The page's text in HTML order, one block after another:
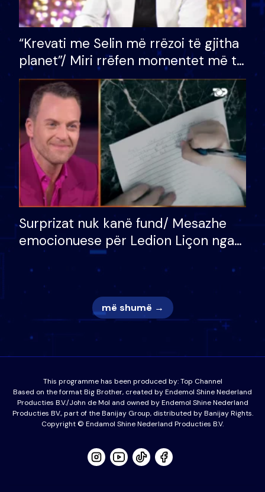
“Krevati me Selin më rrëzoi të gjitha
planet”/ Miri rrëfen momentet më të
bukura në shtëpinë e BB VIP: Do më
mungojë zilja e mëngjesit kur…
Surprizat nuk kanë fund/ Mesazhe
emocionuese për Ledion Liçon nga
nëna dhe fëmijët e tij, moderatori
nuk i mban dot lotët: Nuk meritoj…
më shumë →
This programme has been produced by:Top Channel
Based on the format Big Brother, created by Endemol Shine Nederland
Producties B.V./John de Mol and owned by Endemol Shine Nederland
Producties BV., part of the Banijay Group, distributed by Banijay Rights.
Copyright © Endamol Shine Nederland Producties B.V.